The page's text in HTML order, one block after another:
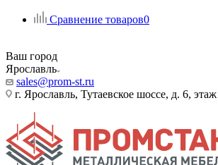
Сравнение товаров0
Ваш город
Ярославль
sales@prom-st.ru
г. Ярославль, Тутаевское шоссе, д. 6,